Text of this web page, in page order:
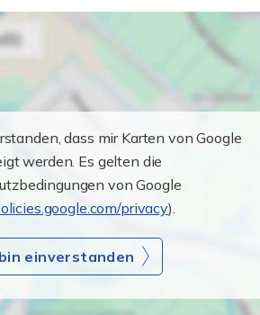
dass mir Karten von Google
werden. Es gelten die
von Google
privacy).
einverstanden